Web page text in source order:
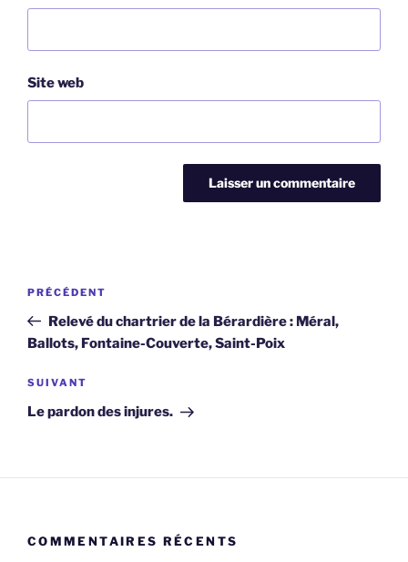
Site web
Navigation
l’article
Article
précédent
PRÉCÉDENT
Relevé du chartrier de la Bérardière : Méral,
Ballots, Fontaine-Couverte, Saint-Poix
Article
suivant
SUIVANT
Le pardon des injures.
COMMENTAIRES RÉCENTS